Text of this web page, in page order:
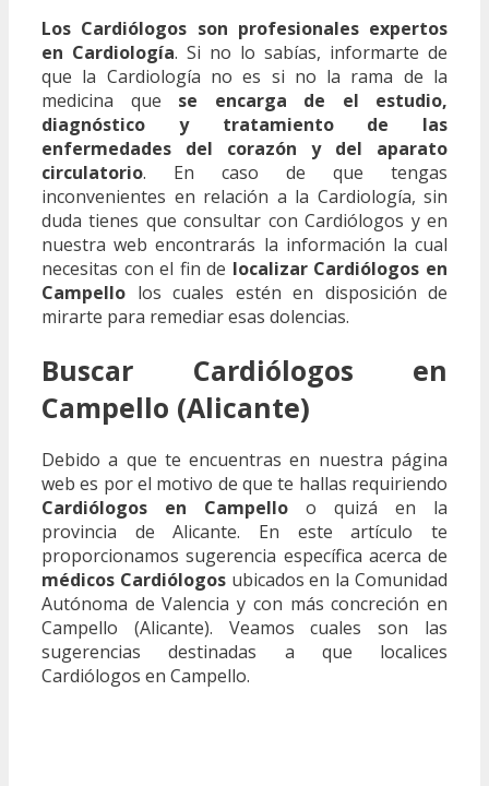
Los Cardiólogos son profesionales expertos
en Cardiología. Si no lo sabías, informarte de
que la Cardiología no es si no la rama de la
medicina que se encarga de el estudio,
diagnóstico y tratamiento de las
enfermedades del corazón y del aparato
circulatorio. En caso de que tengas
inconvenientes en relación a la Cardiología, sin
duda tienes que consultar con Cardiólogos y en
nuestra web encontrarás la información la cual
necesitas con el fin de localizar Cardiólogos en
Campello los cuales estén en disposición de
mirarte para remediar esas dolencias.
Buscar Cardiólogos en
Campello (Alicante)
Debido a que te encuentras en nuestra página
web es por el motivo de que te hallas requiriendo
Cardiólogos en Campello o quizá en la
provincia de Alicante. En este artículo te
proporcionamos sugerencia específica acerca de
médicos Cardiólogosubicados en la Comunidad
Autónoma de Valencia y con más concreción en
Campello (Alicante). Veamos cuales son las
sugerencias destinadas a que localices
Cardiólogos en Campello.